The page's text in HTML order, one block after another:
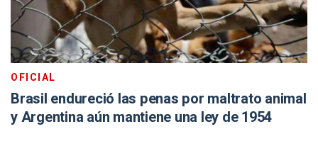
OFICIAL
Brasil endureció las penas por maltrato animal
y Argentina aún mantiene una ley de 1954